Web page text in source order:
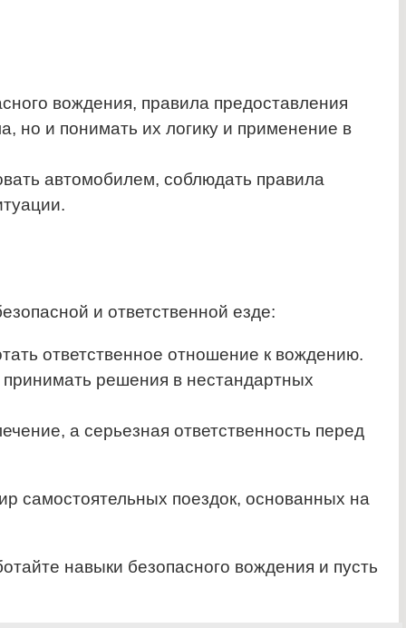
вождения, правила предоставления
но и понимать их логику и применение в
автомобилем, соблюдать правила
и ответственной езде:
ответственное отношение к вождению.
принимать решения в нестандартных
а серьезная ответственность перед
самостоятельных поездок, основанных на
навыки безопасного вождения и пусть